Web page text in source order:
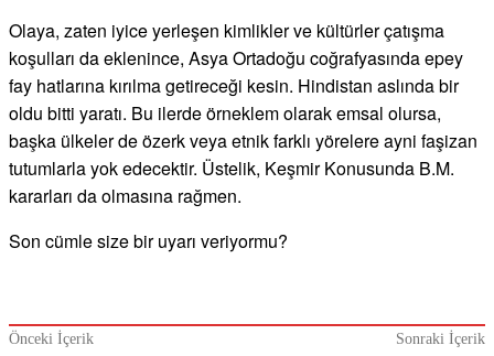
Olaya, zaten iyice yerleşen kimlikler ve kültürler çatışma
koşulları da eklenince, Asya Ortadoğu coğrafyasında epey
fay hatlarına kırılma getireceği kesin. Hindistan aslında bir
oldu bitti yaratı. Bu ilerde örneklem olarak emsal olursa,
başka ülkeler de özerk veya etnik farklı yörelere ayni faşizan
tutumlarla yok edecektir. Üstelik, Keşmir Konusunda B.M.
kararları da olmasına rağmen.
Son cümle size bir uyarı veriyormu?
Önceki İçerik Sonraki İçerik